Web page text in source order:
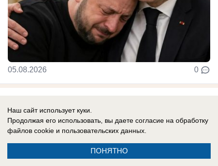
05.08.2026 0
До них начало доходить: отставной
главком ВСУ Залужный признал полное
поражение Украины перед Россией
Российская армия нашла противодействие
Наш сайт использует куки.
Продолжая его использовать, вы даете согласие на обработку
файлов cookie и пользовательских данных.
ПОНЯТНО